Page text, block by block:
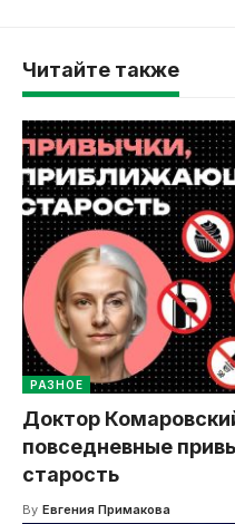
Читайте также
РАЗНОЕ
Доктор
повседневные
старость
By Евгения Примакова